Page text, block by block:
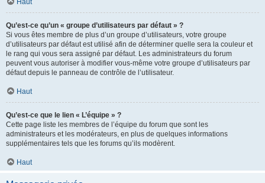
Haut
Qu’est-ce qu’un « groupe d’utilisateurs par défaut » ?
Si vous êtes membre de plus d’un groupe d’utilisateurs, votre groupe
d’utilisateurs par défaut est utilisé afin de déterminer quelle sera la couleur et
le rang qui vous sera assigné par défaut. Les administrateurs du forum
peuvent vous autoriser à modifier vous-même votre groupe d’utilisateurs par
défaut depuis le panneau de contrôle de l’utilisateur.
Haut
Qu’est-ce que le lien « L’équipe » ?
Cette page liste les membres de l’équipe du forum que sont les
administrateurs et les modérateurs, en plus de quelques informations
supplémentaires tels que les forums qu’ils modèrent.
Haut